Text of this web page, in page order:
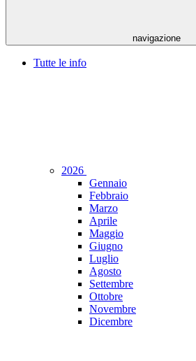
navigazione
Tutte le info
2026
Gennaio
Febbraio
Marzo
Aprile
Maggio
Giugno
Luglio
Agosto
Settembre
Ottobre
Novembre
Dicembre